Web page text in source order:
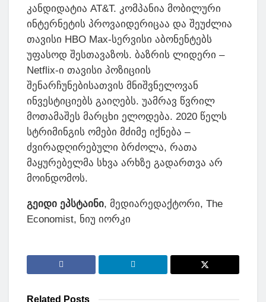
კანდიდატია AT&T. კომპანია მობილური
ინტერნეტის პროვაიდერიცაა და შეუძლია
თავისი HBO Max-სერვისი აბონენტებს
უფასოდ შესთავაზოს. ბაზრის ლიდერი –
Netflix-ი თავისი პოზიციის
შენარჩუნებისათვის მნიშვნელოვან
ინვესტიციებს გაიღებს. უამრავ წვრილ
მოთამაშეს მარცხი ელოდება. 2020 წელს
სტრიმინგის ომები მძიმე იქნება –
ძვირადღირებული ბრძოლა, რათა
მაყურებელმა სხვა არხზე გადართვა არ
მოინდომოს.
გეიდი ეპსტაინი, მედიარედაქტორი, The
Economist, ნიუ იორკი
Related Posts